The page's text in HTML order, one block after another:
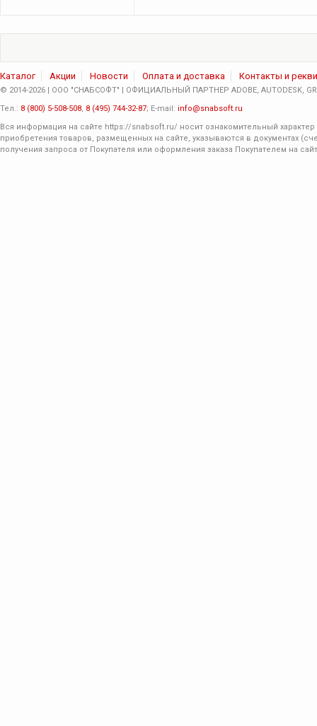
Каталог Акции Новости Оплата и доставка Контакты и
© 2014-2026 | ООО "СНАБСОФТ" | ОФИЦИАЛЬНЫЙ ПАРТНЕР ADOBE, AUTODESK,
Тел.: 8 (800) 5-508-508, 8 (495) 744-32-87; E-mail: info@snabsoft.ru
Вся информация на сайте https://snabsoft.ru/ носит ознакомительный
приобретения товаров, размещенных на сайте, указываются в документах
получения запроса от Покупателя или оформления заказа Покупателем на